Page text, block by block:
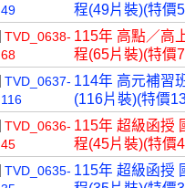
49
程(49片裝)(特價
TVD_0638-
68
115年 高點／高
程(65片裝)(特價
TVD_0637-
116
114年 高元補習
(116片裝)(特價
TVD_0636-
45
115年 超級函授
程(45片裝)(特價
TVD_0635- 115年 超級函授